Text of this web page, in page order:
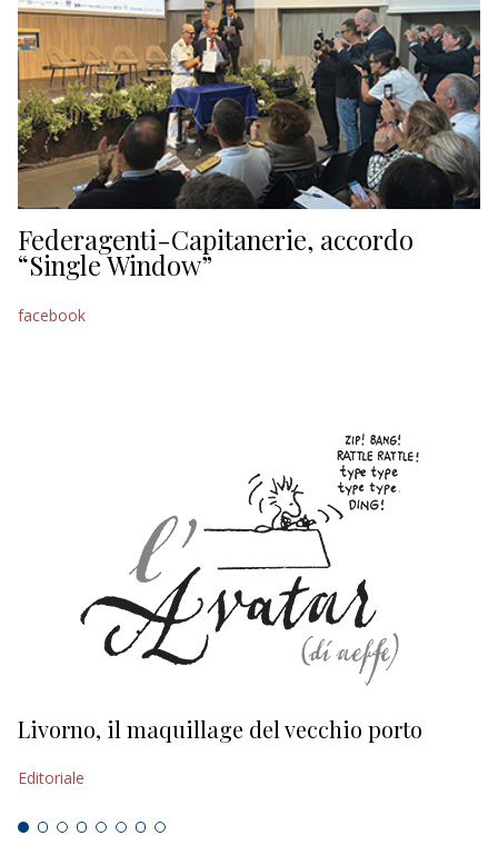
Federagenti-Capitanerie, accordo
“Single Window”
facebook
Livorno, il maquillage del vecchio porto
Editoriale